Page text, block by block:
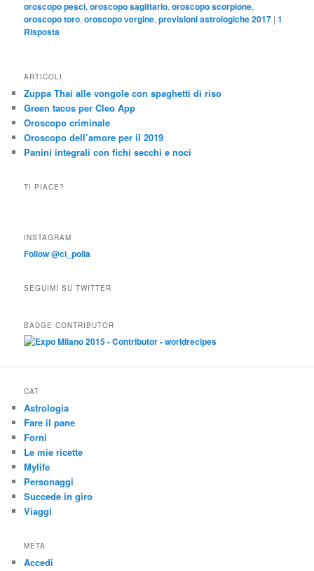
oroscopo pesci,oroscopo sagittario,oroscopo scorpione,
oroscopo toro,oroscopo vergine,previsioni astrologiche 2017 |1
Risposta
ARTICOLI
Zuppa Thai alle vongole con spaghetti di riso
Green tacos per Cleo App
Oroscopo criminale
Oroscopo dell’amore per il 2019
Panini integrali con fichi secchi e noci
TI PIACE?
INSTAGRAM
Follow @ci_polla
SEGUIMI SU TWITTER
BADGE CONTRIBUTOR
CAT
Astrologia
Fare il pane
Forni
Le mie ricette
Mylife
Personaggi
Succede in giro
Viaggi
META
Accedi